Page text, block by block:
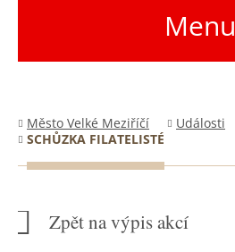
Menu
Město Velké Meziříčí Události
SCHŮZKA FILATELISTÉ
Zpět na výpis akcí